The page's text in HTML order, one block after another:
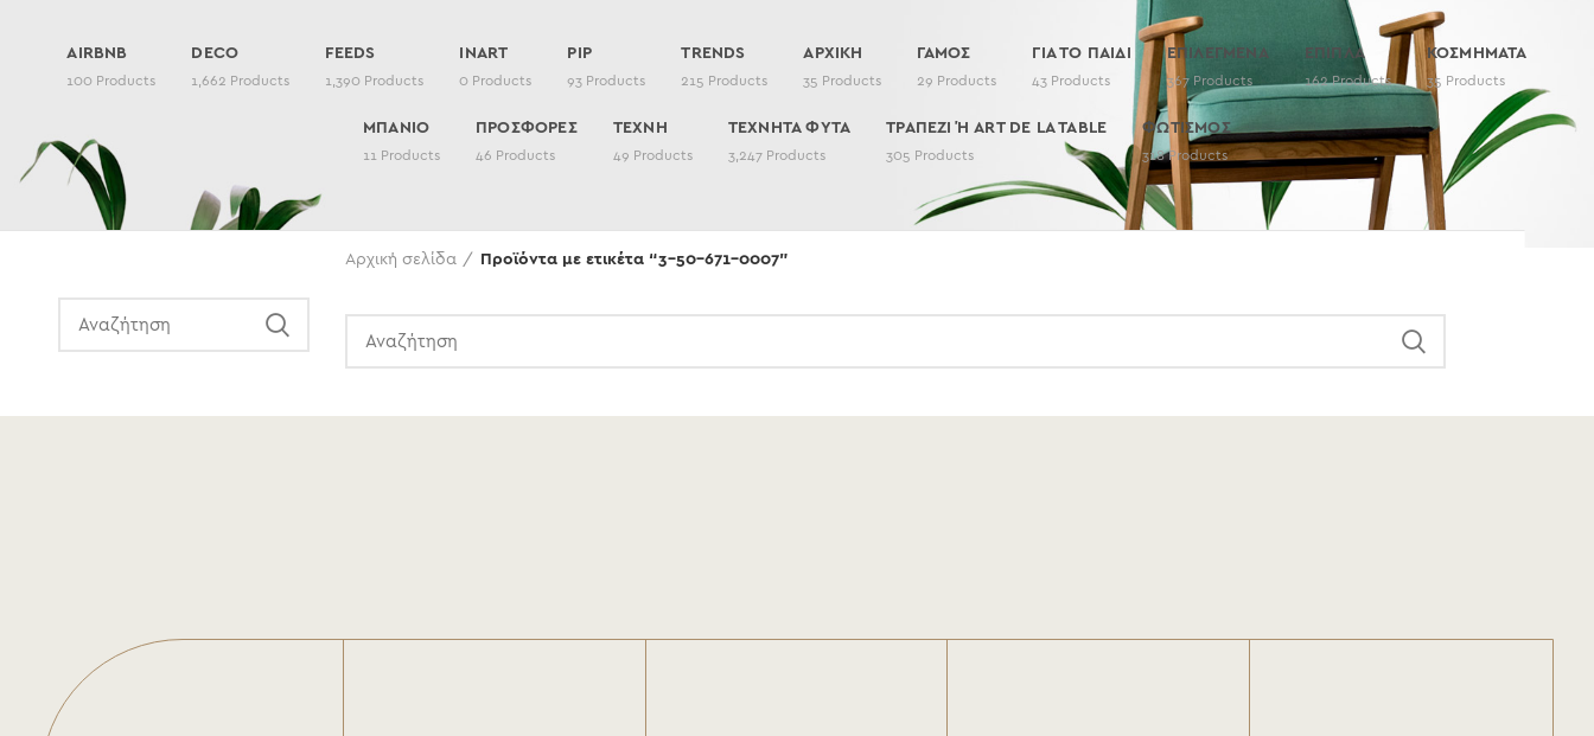
AIRBNB
100 Products
DECO
1,662 Products
FEEDS
1,390 Products
INART
0 Products
PIP
93 Products
TRENDS
215 Products
ΑΡΧΙΚΗ
35 Products
ΓΑΜΟΣ
29 Products
ΓΙΑ ΤΟ ΠΑΙΔΙ
43 Products
ΕΠΙΛΕΓΜΕΝΑ
367 Products
ΕΠΙΠΛΑ
162 Products
ΚΟΣΜΗΜΑΤΑ
35 Products
ΜΠΑΝΙΟ
11 Products
ΠΡΟΣΦΟΡΕΣ
46 Products
ΤΕΧΝΗ
49 Products
ΤΕΧΝΗΤΑ ΦΥΤΑ
3,247 Products
ΤΡΑΠΕΖΙ Ή ART DE LA TABLE
305 Products
ΦΩΤΙΣΜΟΣ
318 Products
Αρχική σελίδα Προϊόντα με ετικέτα “3-50-671-0007”